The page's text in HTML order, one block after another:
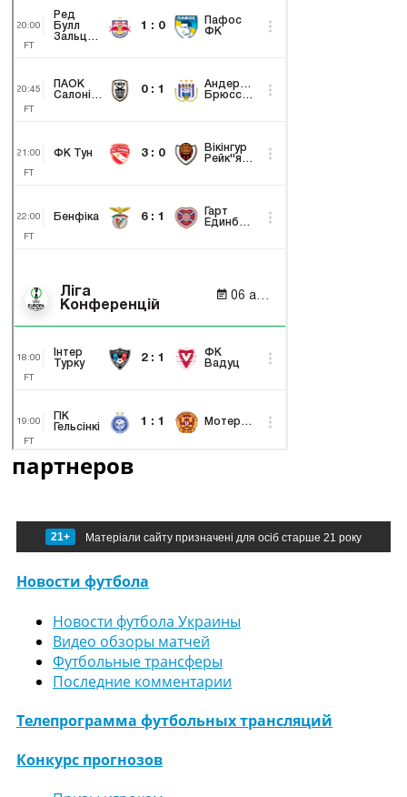
партнеров
21+ Матеріали сайту призначені для осіб старше 21 року
Новости футбола
Новости футбола Украины
Видео обзоры матчей
Футбольные трансферы
Последние комментарии
Телепрограмма футбольных трансляций
Конкурс прогнозов